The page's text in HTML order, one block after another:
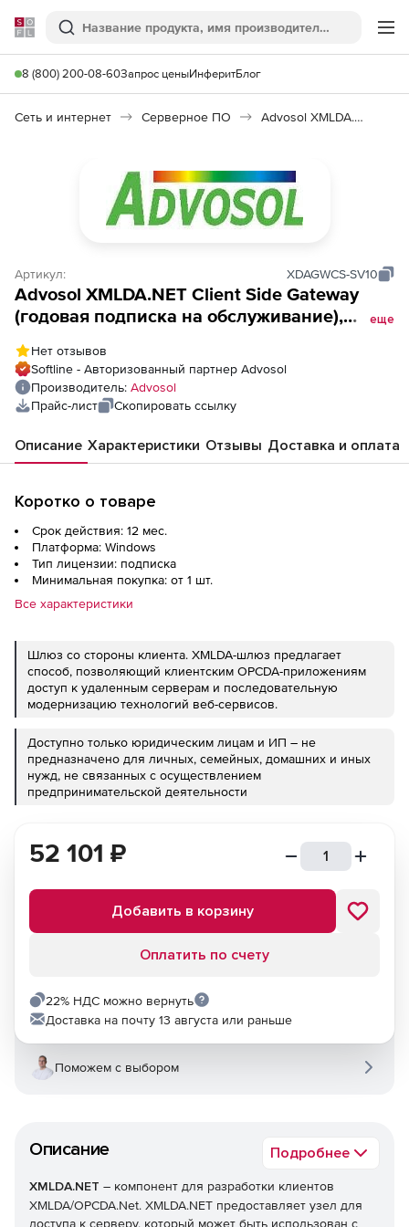
Softline
Поиск
8 (800) 200-08-60Запрос ценыИнферитБлог
Сеть и интернет Серверное ПО Advosol XMLDA.NET
Артикул: XDAGWCS-SV10
Advosol XMLDA.NET Client Side Gateway
(годовая подписка на обслуживание),
еще
Нет отзывов
Softline - Авторизованный партнер Advosol
Производитель: Advosol
Прайс-лист
Скопировать ссылку
Описание Характеристики Отзывы Доставка и оплата
Коротко о товаре
Срок действия: 12 мес.
Платформа: Windows
Тип лицензии: подписка
Минимальная покупка: от 1 шт.
Все характеристики
Шлюз со стороны клиента. XMLDA-шлюз предлагает
способ, позволяющий клиентским OPCDA-приложениям
доступ к удаленным серверам и последовательную
модернизацию технологий веб-сервисов.
Доступно только юридическим лицам и ИП – не
предназначено для личных, семейных, домашних и иных
нужд, не связанных с осуществлением
предпринимательской деятельности
Описание Подробнее
XMLDA.NET – компонент для разработки клиентов
XMLDA/OPCDA.Net. XMLDA.NET предоставляет узел для
доступа к серверу, который может быть использован с
52 101 ₽
Добавить в корзину
Оплатить по счету
22% НДС можно вернуть
Доставка на почту 13 августа или раньше
Поможем с выбором